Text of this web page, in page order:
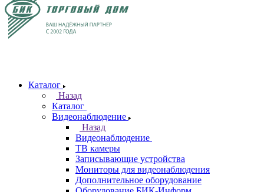
Каталог
Назад
Каталог
Видеонаблюдение
Назад
Видеонаблюдение
ТВ камеры
Записывающие устройства
Мониторы для видеонаблюдения
Дополнительное оборудование